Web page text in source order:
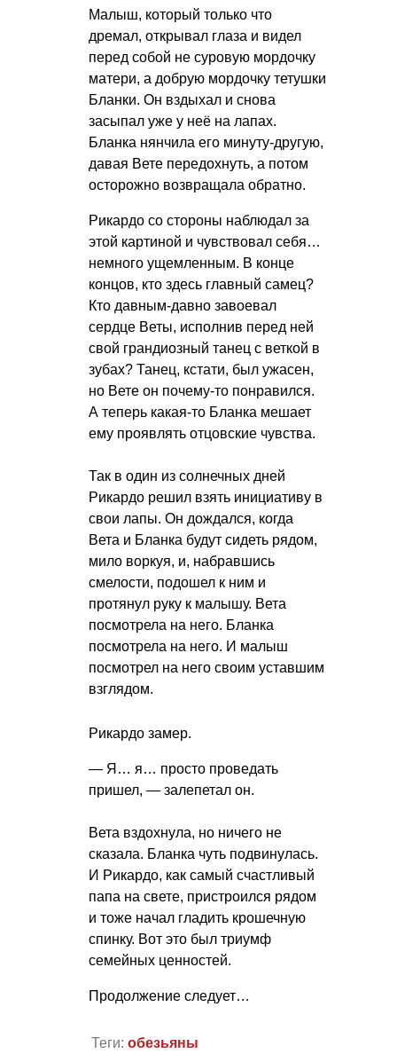
Малыш, который только что
дремал, открывал глаза и видел
перед собой не суровую мордочку
матери, а добрую мордочку тетушки
Бланки. Он вздыхал и снова
засыпал уже у неё на лапах.
Бланка нянчила его минуту-другую,
давая Вете передохнуть, а потом
осторожно возвращала обратно.
Рикардо со стороны наблюдал за
этой картиной и чувствовал себя…
немного ущемленным. В конце
концов, кто здесь главный самец?
Кто давным-давно завоевал
сердце Веты, исполнив перед ней
свой грандиозный танец с веткой в
зубах? Танец, кстати, был ужасен,
но Вете он почему-то понравился.
А теперь какая-то Бланка мешает
ему проявлять отцовские чувства.
Так в один из солнечных дней
Рикардо решил взять инициативу в
свои лапы. Он дождался, когда
Вета и Бланка будут сидеть рядом,
мило воркуя, и, набравшись
смелости, подошел к ним и
протянул руку к малышу. Вета
посмотрела на него. Бланка
посмотрела на него. И малыш
посмотрел на него своим уставшим
взглядом.
Рикардо замер.
— Я… я… просто проведать
пришел, — залепетал он.
Вета вздохнула, но ничего не
сказала. Бланка чуть подвинулась.
И Рикардо, как самый счастливый
папа на свете, пристроился рядом
и тоже начал гладить крошечную
спинку. Вот это был триумф
семейных ценностей.
Продолжение следует…
Теги: обезьяны